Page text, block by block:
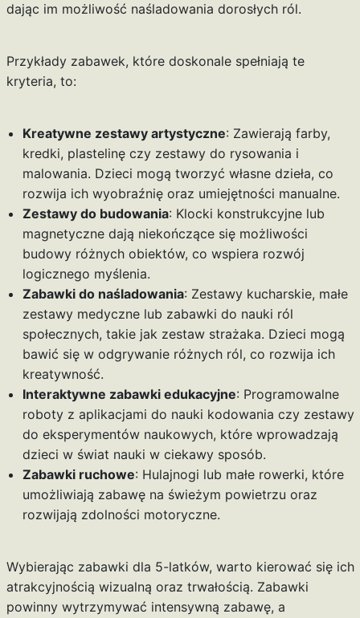
dając im możliwość naśladowania dorosłych ról.
Przykłady zabawek, które doskonale spełniają te
kryteria, to:
Kreatywne zestawy artystyczne: Zawierają farby,
kredki, plastelinę czy zestawy do rysowania i
malowania. Dzieci mogą tworzyć własne dzieła, co
rozwija ich wyobraźnię oraz umiejętności manualne.
Zestawy do budowania: Klocki konstrukcyjne lub
magnetyczne dają niekończące się możliwości
budowy różnych obiektów, co wspiera rozwój
logicznego myślenia.
Zabawki do naśladowania: Zestawy kucharskie, małe
zestawy medyczne lub zabawki do nauki ról
społecznych, takie jak zestaw strażaka. Dzieci mogą
bawić się w odgrywanie różnych ról, co rozwija ich
kreatywność.
Interaktywne zabawki edukacyjne: Programowalne
roboty z aplikacjami do nauki kodowania czy zestawy
do eksperymentów naukowych, które wprowadzają
dzieci w świat nauki w ciekawy sposób.
Zabawki ruchowe: Hulajnogi lub małe rowerki, które
umożliwiają zabawę na świeżym powietrzu oraz
rozwijają zdolności motoryczne.
Wybierając zabawki dla 5-latków, warto kierować się ich
atrakcyjnością wizualną oraz trwałością. Zabawki
powinny wytrzymywać intensywną zabawę, a